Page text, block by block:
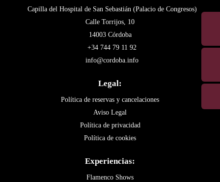
Capilla del Hospital de San Sebastián (Palacio de Congresos)
Calle Torrijos, 10
14003 Córdoba
+34 744 79 11 92
info@cordoba.info
Legal:
Política de reservas y cancelaciones
Aviso Legal
Política de privacidad
Política de cookies
Experiencias:
Flamenco Shows